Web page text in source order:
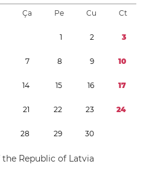
Ça Pe Cu Ct
1 2 3
7 8 9 10
14 15 16 17
21 22 23 24
28 29 30
Republic of Latvia